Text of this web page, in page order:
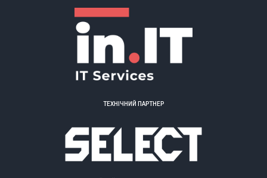
ТЕХНІЧНИЙ ПАРТНЕР